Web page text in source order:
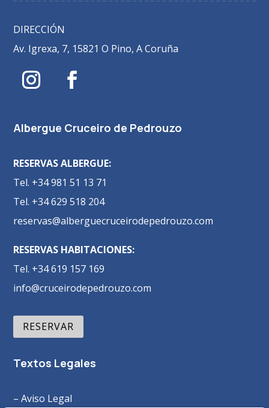
DIRECCIÓN
Av. Igrexa, 7, 15821 O Pino, A Coruña
Albergue Cruceiro de Pedrouzo
RESERVAS ALBERGUE:
Tel. +34 981 51 13 71
Tel. +34 629 518 204
reservas@alberguecruceirodepedrouzo.com
RESERVAS HABITACIONES:
Tel. +34 619 157 169
info@cruceirodepedrouzo.com
RESERVAR
Textos Legales
– Aviso Legal